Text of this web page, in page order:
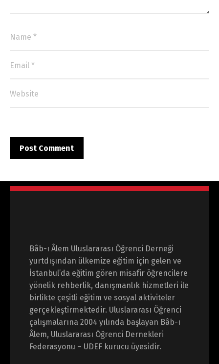
Bâb-ı Âlem Uluslararası Öğrenci Derneği
yurtdışından ülkemize eğitim için gelen ve
İstanbul’da eğitim gören misafir öğrencilere
yönelik rehberlik, danışmanlık hizmetleri ile
birlikte çeşitli eğitim ve sosyal aktiviteler
gerçekleştirmektedir. Uluslararası Öğrenci
çalışmalarına 2004 yılında başlayan Bâb-ı
Âlem, Uluslararası Öğrenci Dernekleri
Federasyonu – UDEF kurucu üyesidir.